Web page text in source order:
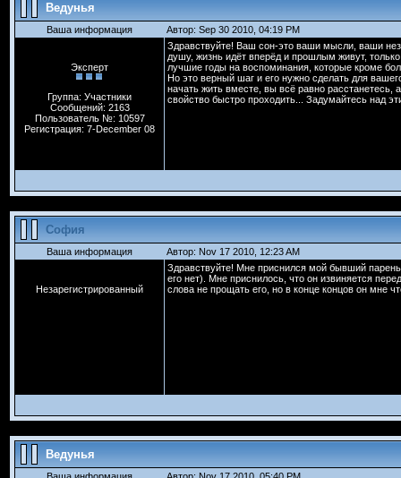
Ведунья
Ваша информация Автор: Sep 30 2010, 04:19 PM
Эксперт
Группа: Участники
Сообщений: 2163
Пользователь №: 10597
Регистрация: 7-December 08
Здравствуйте! Ваш сон-это ваши мысли, ваши
душу, жизнь идёт вперёд и прошлым живут,
лучшие годы на воспоминания, которые кроме
Но это верный шаг и его нужно сделать для
начать жить вместе, вы всё равно расстанетесь,
свойство быстро проходить... Задумайтесь над
София
Ваша информация Автор: Nov 17 2010, 12:23 AM
Незарегистрированный
Здравствуйте! Мне приснился мой бывший
его нет). Мне приснилось, что он извиняется
слова не прощать его, но в конце концов он мне
Ведунья